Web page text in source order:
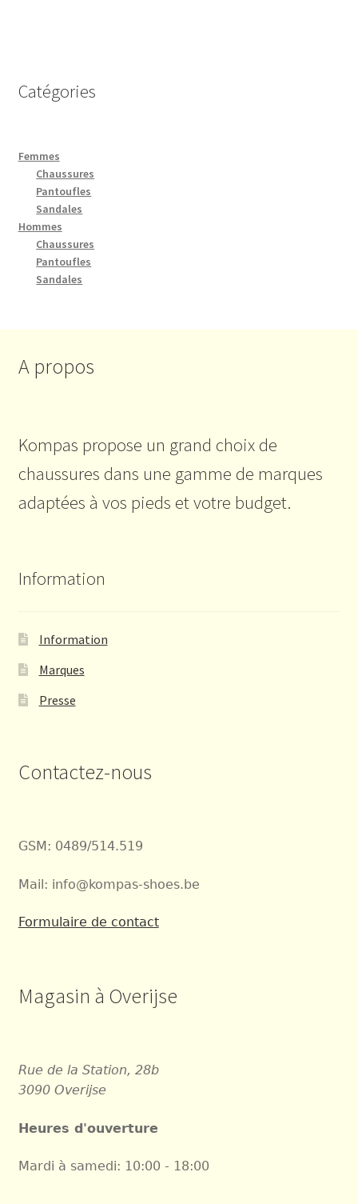
Catégories
Femmes
Chaussures
Pantoufles
Sandales
Hommes
Chaussures
Pantoufles
Sandales
A propos
Kompas propose un grand choix de
chaussures dans une gamme de marques
adaptées à vos pieds et votre budget.
Information
Information
Marques
Presse
Contactez-nous
GSM: 0489/514.519
Mail: info@kompas-shoes.be
Formulaire de contact
Magasin à Overijse
Rue de la Station, 28b
3090 Overijse
Heures d'ouverture
Mardi à samedi: 10:00 - 18:00